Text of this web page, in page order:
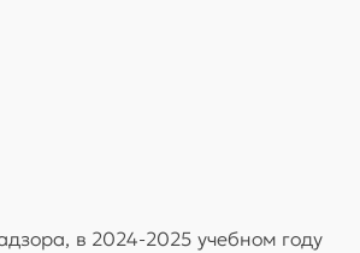
в 2024-2025 учебном году